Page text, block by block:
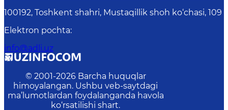
100192, Toshkent shahri, Mustaqillik shoh ko‘chasi, 109
Elektron pochta:
info@adli.uz
© 2001-2026 Barcha huquqlar
himoyalangan. Ushbu veb-saytdagi
ma’lumotlardan foydalanganda havola
ko‘rsatilishi shart.